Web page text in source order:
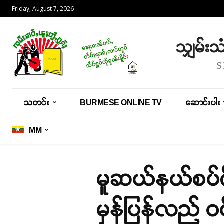
Friday, August 7, 2026
သျှမ်
သတင်း BURMESE ONLINE TV ဆောင်းပါး
MM
မူဆယ်နယ်စပ်ဂိ
မှန်ပြန်လည်